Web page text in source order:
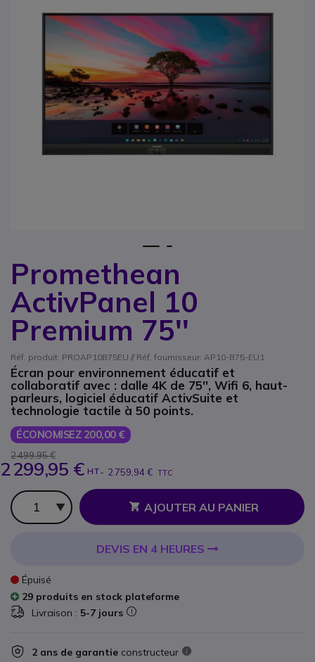
Promethean
ActivPanel 10
Premium 75''
Réf. produit: PROAP10B75EU // Réf. fournisseur: AP10-B75-EU1
Écran pour environnement éducatif et
collaboratif avec : dalle 4K de 75'', Wifi 6, haut-
parleurs, logiciel éducatif ActivSuite et
technologie tactile à 50 points.
ÉCONOMISEZ 200,00 €
2 499,95 €
2 299,95 € HT- 2 759,94 € TTC
Qté
AJOUTER AU PANIER
DEVIS EN 4 HEURES
Épuisé
29 produits en stock plateforme
Livraison : 5-7 jours
2 ans de garantie constructeur
Passer au début de la Galerie d’images